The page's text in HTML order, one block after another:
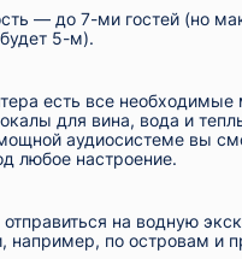
— до 7-ми гостей (но
5-м).
есть все
для вина, вода и
аудиосистеме вы
любое настроение.
отправиться на водную
например, по островам и